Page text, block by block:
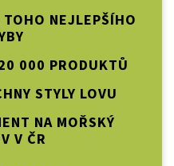
NEJLEPŠÍHO
000 PRODUKTŮ
STYLY LOVU
NA MOŘSKÝ
V ČR